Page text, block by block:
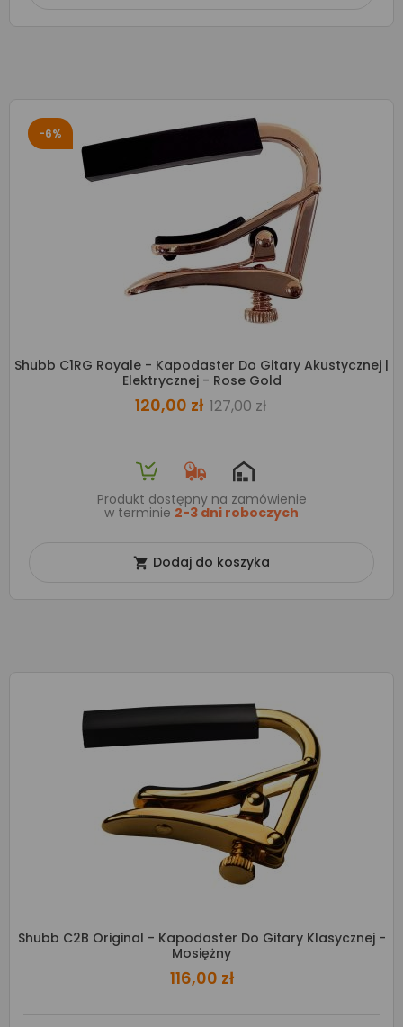
-6%
Shubb C1RG Royale - Kapodaster Do Gitary Akustycznej |
Elektrycznej - Rose Gold
120,00 zł 127,00 zł
Produkt dostępny na zamówienie
w terminie 2-3 dni roboczych
 Dodaj do koszyka
Shubb C2B Original - Kapodaster Do Gitary Klasycznej -
Mosiężny
116,00 zł